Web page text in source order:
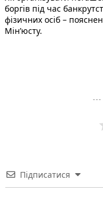
боргів під час
фізичних осіб –
Мін’юсту.
Підписатися